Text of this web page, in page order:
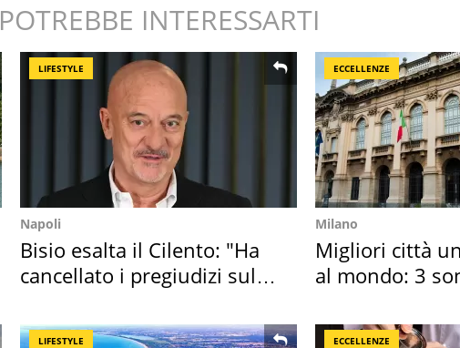
POTREBBE INTERESSARTI
LIFESTYLE
Napoli
Bisio esalta il Cilento: "Ha
cancellato i pregiudizi sul
ECCELLENZE
Milano
Migliori città
al mondo: 3
LIFESTYLE ECCELLENZE